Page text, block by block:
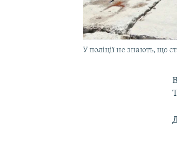
У поліції не знають, що